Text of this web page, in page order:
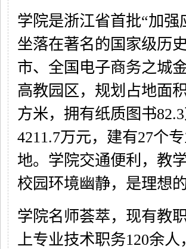
学院是浙江省首批“加
坐落在著名的国家级历
市、全国电子商务之城
高教园区，规划占地面
方米，拥有纸质图书
4211.7万元，建有27个
地。学院交通便利，教
校园环境幽静，是理想
学院名师荟萃，现有教
上专业技术职务120余